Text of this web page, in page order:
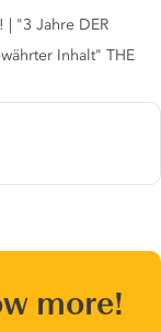
| "3 Jahre DER
Inhalt" THE
more!